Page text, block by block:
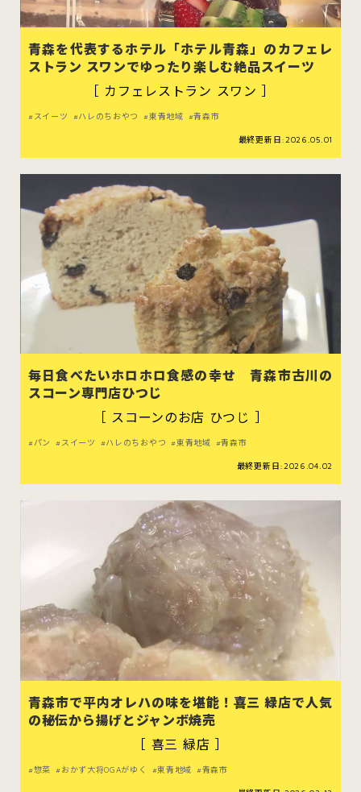
青森を代表するホテル「ホテル青森」のカフェレ
ストラン スワンでゆったり楽しむ絶品スイーツ
［ カフェレストラン スワン ］
スイーツ ハレのちおやつ 東青地域 青森市
最終更新日:2026.05.01
毎日食べたいホロホロ食感の幸せ 青森市古川の
スコーン専門店ひつじ
［ スコーンのお店 ひつじ ］
パン スイーツ ハレのちおやつ 東青地域 青森市
最終更新日:2026.04.02
青森市で平内オレハの味を堪能！喜三 緑店で人気
の秘伝から揚げとジャンボ焼売
［ 喜三 緑店 ］
惣菜 おかず大将OGAがゆく 東青地域 青森市